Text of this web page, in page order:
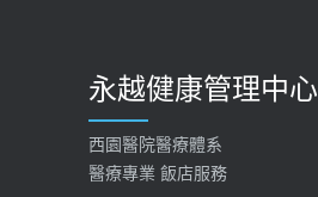
永越健康管理中心
西園醫院醫療體系
醫療專業 飯店服務